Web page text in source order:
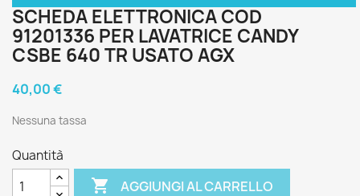
SCHEDA ELETTRONICA COD
91201336 PER LAVATRICE CANDY
CSBE 640 TR USATO AGX
40,00 €
Nessuna tassa
Quantità
 AGGIUNGI AL CARRELLO